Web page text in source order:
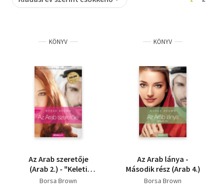
KÖNYV
Az Arab szeretője
(Arab 2.) - "Keleti
szenvedély a magyar
Borsa Brown
KÖNYV
Az Arab lánya -
Második rész (Arab 4.)
Borsa Brown